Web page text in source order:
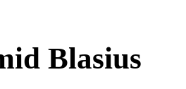
Blasius